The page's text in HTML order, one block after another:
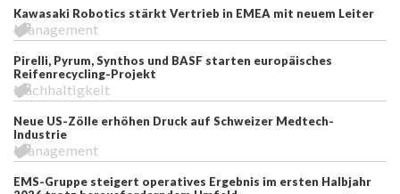
Kawasaki Robotics stärkt Vertrieb in EMEA mit neuem Leiter
Management
Pirelli, Pyrum, Synthos und BASF starten europäisches
Reifenrecycling-Projekt
Nachhaltigkeit
Neue US-Zölle erhöhen Druck auf Schweizer Medtech-
Industrie
Management
EMS-Gruppe steigert operatives Ergebnis im ersten Halbjahr